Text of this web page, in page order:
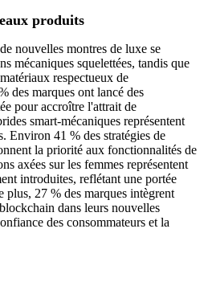
produits
nouvelles montres de luxe se
mécaniques squelettées, tandis que
respectueux de
des marques ont lancé des
pour accroître l'attrait de
smart-mécaniques représentent
Environ 41 % des stratégies de
la priorité aux fonctionnalités de
axées sur les femmes représentent
introduites, reflétant une portée
plus, 27 % des marques intègrent
dans leurs nouvelles
des consommateurs et la